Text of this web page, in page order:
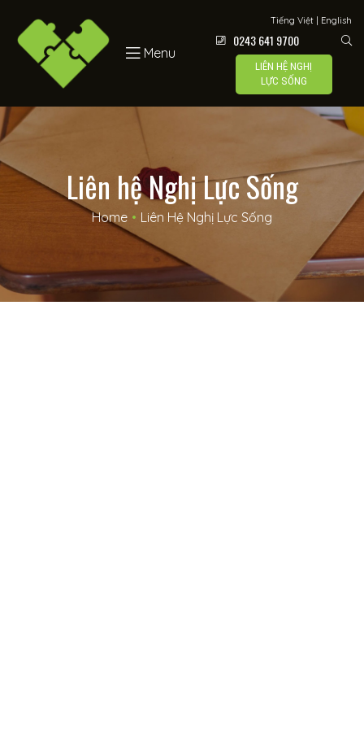
Menu
Tiếng Việt| English
0243 641 9700
LIÊN HỆ NGHỊ
LỰC SỐNG
Liên hệ Nghị Lực Sống
Home • Liên Hệ Nghị Lực Sống
Sống